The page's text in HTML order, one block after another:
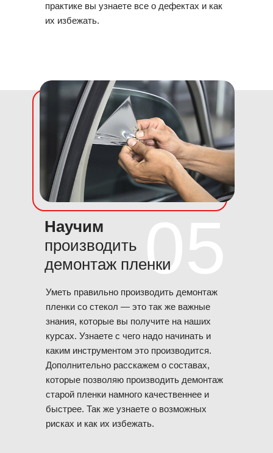
05
практике вы узнаете все о дефектах и как
их избежать.
Научим
производить
демонтаж пленки
Уметь правильно производить демонтаж
пленки со стекол — это так же важные
знания, которые вы получите на наших
курсах. Узнаете с чего надо начинать и
каким инструментом это производится.
Дополнительно расскажем о составах,
которые позволяю производить демонтаж
старой пленки намного качественнее и
быстрее. Так же узнаете о возможных
рисках и как их избежать.